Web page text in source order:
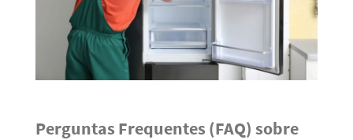
Perguntas Frequentes (FAQ) sobre